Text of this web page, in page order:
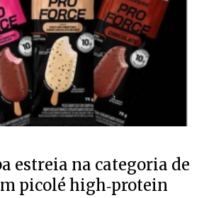
estreia na categoria de
picolé high‑protein